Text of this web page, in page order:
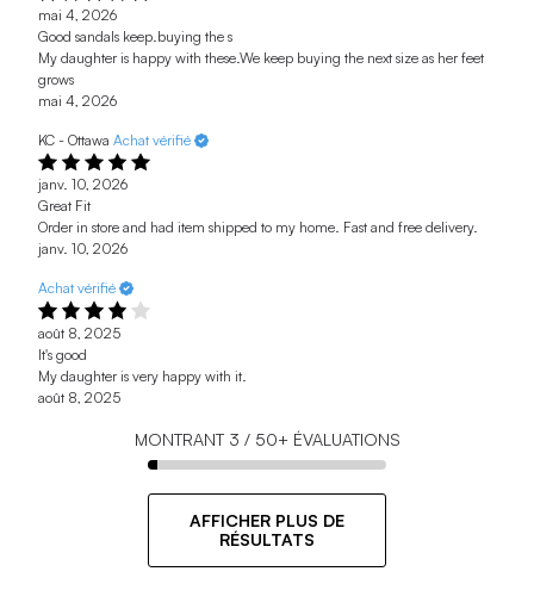
mai 4, 2026
Good sandals keep.buying the s
My daughter is happy with these.We keep buying the next size as her feet
grows
mai 4, 2026
KC - Ottawa Achat vérifié
janv. 10, 2026
Great Fit
Order in store and had item shipped to my home. Fast and free delivery.
janv. 10, 2026
Achat vérifié
août 8, 2025
It's good
My daughter is very happy with it.
août 8, 2025
MONTRANT 3 / 50+ ÉVALUATIONS
AFFICHER PLUS DE
RÉSULTATS